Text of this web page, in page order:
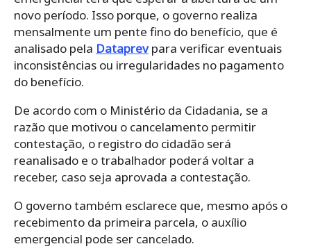
novo período. Isso porque, o governo realiza
mensalmente um pente fino do benefício, que é
analisado pela Dataprevpara verificar eventuais
inconsistências ou irregularidades no pagamento
do benefício.
De acordo com o Ministério da Cidadania, se a
razão que motivou o cancelamento permitir
contestação, o registro do cidadão será
reanalisado e o trabalhador poderá voltar a
receber, caso seja aprovada a contestação.
O governo também esclarece que, mesmo após o
recebimento da primeira parcela, o auxílio
emergencial pode ser cancelado.